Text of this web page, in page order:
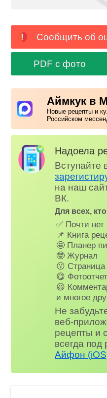
Сообщить об
PDF с фото
Аймкук в
Новые рецепты и
Российском
Надоела
Вступайте
на наш
ВК.
Для всех,
✅ Почти
📌 Книга
🤩 Планер
🤓 Журнал
😗
😋
😃
и многое
Не
веб-
рецепты и
всегда под
Айфон